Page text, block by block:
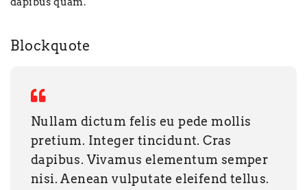
Blockquote
Nullam dictum felis eu pede mollis
pretium. Integer tincidunt. Cras
dapibus. Vivamus elementum semper
nisi. Aenean vulputate eleifend tellus.